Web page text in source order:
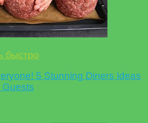
быстро
5 Stunning Diners Ideas
Guests